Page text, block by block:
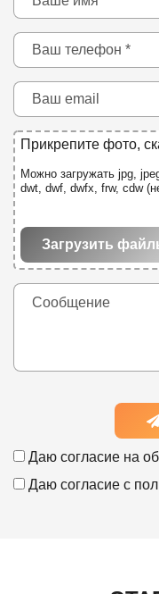
Прикрепите фото,
Можно загружать jpg,
dwt, dwf, dwfx, frw, cdw
Загрузить
Даю согласие на
Даю согласие с